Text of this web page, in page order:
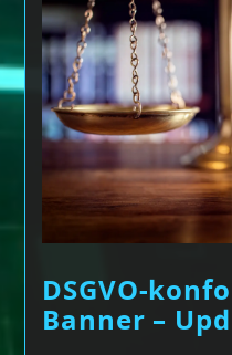
DSGVO-
Banner –